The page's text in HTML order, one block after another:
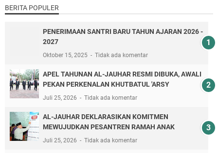
BERITA POPULER
PENERIMAAN SANTRI BARU TAHUN AJARAN 2026 -
2027
Oktober 15, 2025 Tidak ada komentar
APEL TAHUNAN AL-JAUHAR RESMI DIBUKA, AWALI
PEKAN PERKENALAN KHUTBATUL 'ARSY
Juli 25, 2026 Tidak ada komentar
AL-JAUHAR DEKLARASIKAN KOMITMEN
MEWUJUDKAN PESANTREN RAMAH ANAK
Juli 25, 2026 Tidak ada komentar